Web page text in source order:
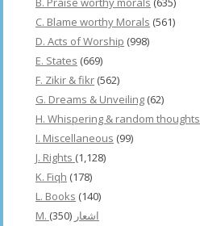
C. Blame worthy Morals (561)
D. Acts of Worship (998)
E. States (669)
F. Zikir & fikr (562)
G. Dreams & Unveiling (62)
H. Whispering & random thoughts
I. Miscellaneous (99)
J. Rights (1,128)
K. Fiqh (178)
L. Books (140)
M. اشعار (350)